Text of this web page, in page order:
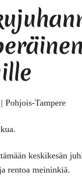
Pohjois-Tampere
keskikesän
rentoa meininkiä.